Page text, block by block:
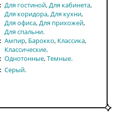
Для гостиной Для кабинета
Для коридора Для кухни
Для офиса Для прихожей
Для спальни
Ампир Барокко Классика
Классические
Однотонные Темные
Серый